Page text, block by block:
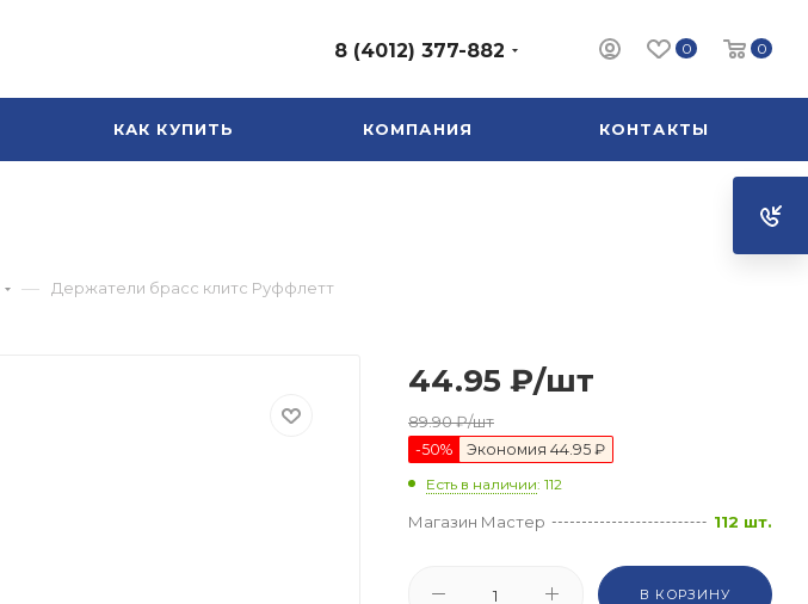
0 0
8 (4012) 377-882
КАК КУПИТЬ КОМПАНИЯ КОНТАКТЫ
— Держатели брасс клитс Руффлетт
44.95 ₽/шт
89.90₽/шт
-50% Экономия 44.95 ₽
Есть в наличии: 112
Магазин Мастер 112 шт.
В КОРЗИНУ